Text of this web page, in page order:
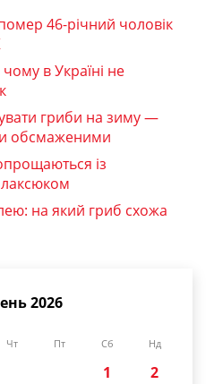
46-річний чоловік
чому в Україні не
гриби на зиму —
обсмаженими
із
на який гриб схожа
2026
Чт Пт Сб Нд
1
2